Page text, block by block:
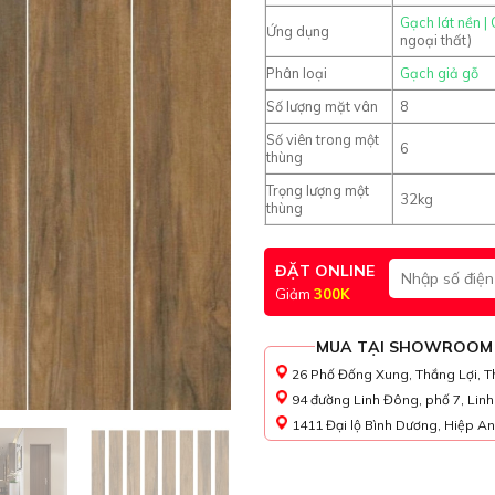
Ứng dụng Gạch lát nền |
ngoại thất)
Phân loại
Gạch giả gỗ
Số lượng mặt vân
8
Số viên trong một
thùng
6
Trọng lượng một
thùng
32kg
ĐẶT ONLINE
Giảm 300K
MUA TẠI
26 Phố Đống Xung, Thắng Lợi,
94 đường Linh Đông, phố 7,
1411 Đại lộ Bình Dương, Hiệp